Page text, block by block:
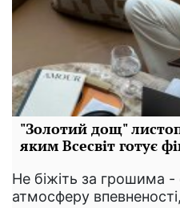
"Золотий дощ"
яким Всесвіт готує
Не біжіть за грошима -
атмосферу